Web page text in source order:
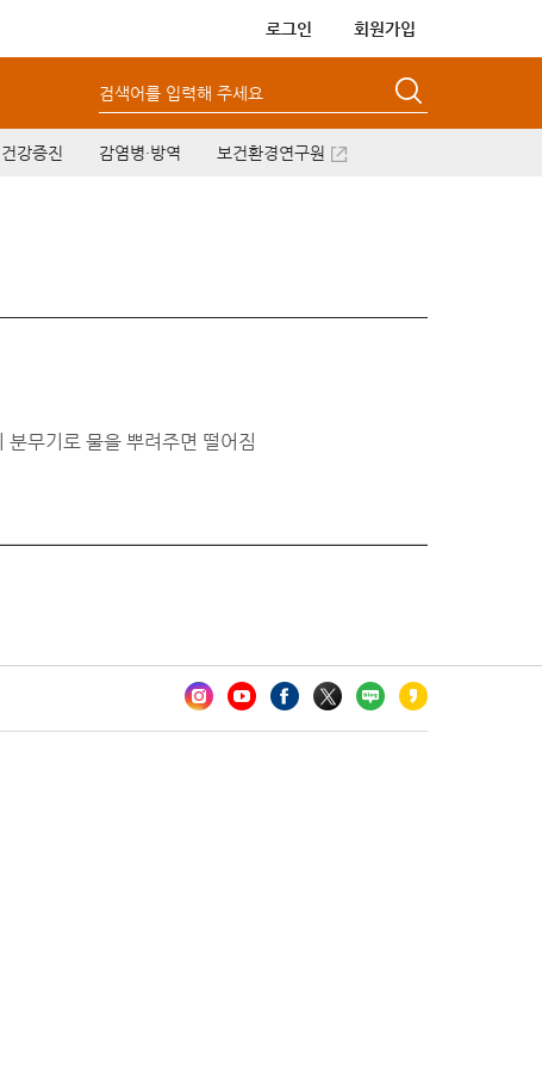
로그인 회원가입
검색어를 입력해 주세요
건강증진 감염병·방역 보건환경연구원
무기로 물을 뿌려주면 떨어짐